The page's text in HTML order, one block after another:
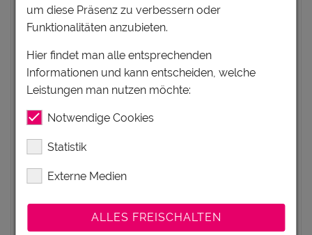
SÖLDEN, ÖTZTAL, TIROL
Ferienwohnung Appartement
Das Haus Rauch befindet sich ruhig und doch
zentral gelegen im Ort Sölden im Ötztal. Schon
direkt vor der Haustüre haben wir...
PRO TAG AB
zum Angebot
um diese Präsenz zu verbessern oder
Funktionalitäten anzubieten.
Hier findet man alle entsprechenden
Informationen und kann entscheiden, welche
Leistungen man nutzen möchte:
Notwendige Cookies
Statistik
Externe Medien
ALLES FREISCHALTEN